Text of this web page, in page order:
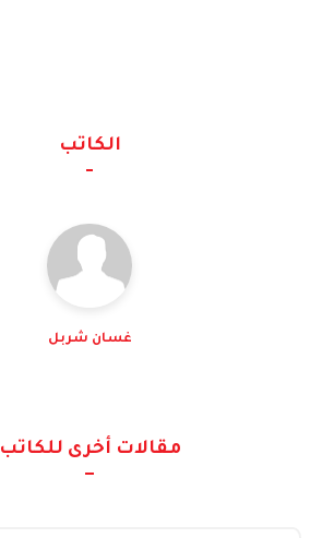
الكاتب
غسان شربل
مقالات أخرى للكاتب